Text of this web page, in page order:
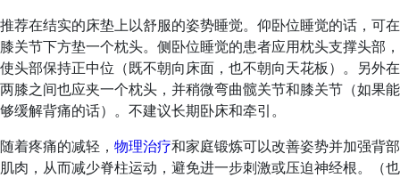
推荐在结实的床垫上以舒服的姿势睡觉。仰卧位睡觉的话，可在
膝关节下方垫一个枕头。侧卧位睡觉的患者应用枕头支撑头部，
使头部保持正中位（既不朝向床面，也不朝向天花板）。另外在
两膝之间也应夹一个枕头，并稍微弯曲髋关节和膝关节（如果能
够缓解背痛的话）。不建议长期卧床和牵引。
随着疼痛的减轻， 物理治疗和家庭锻炼可以改善姿势并加强背部
肌肉，从而减少脊柱运动，避免进一步刺激或压迫神经根。（也